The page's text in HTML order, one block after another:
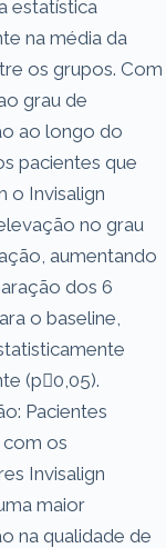
estatística
na média da
os grupos. Com
grau de
ao longo do
pacientes que
o Invisalign
no grau
aumentando
dos 6
o baseline,
(p0,05).
Pacientes
os
Invisalign
maior
na qualidade de